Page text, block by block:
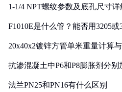
1-1/4 NPT螺纹参数及底孔尺寸详
F1010E是什么管？能否用3205或
20x40x2镀锌方管单米重量计算
抗渗混凝土中P6和P8膨胀剂分别
法兰PN25和PN16有什么区别